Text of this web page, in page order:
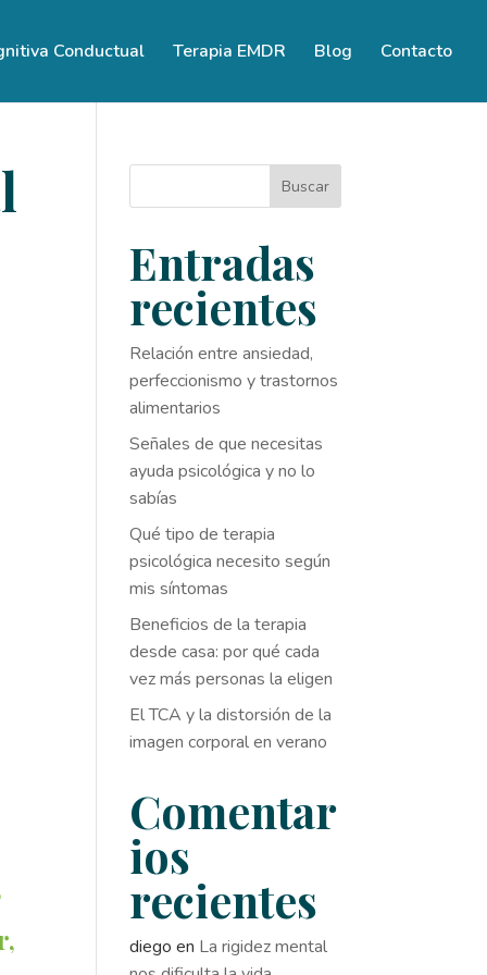
Conductual Terapia EMDR Blog Contacto
Buscar
Entradas
recientes
Relación entre ansiedad,
perfeccionismo y trastornos
alimentarios
Señales de que necesitas
ayuda psicológica y no lo
sabías
Qué tipo de terapia
psicológica necesito según
mis síntomas
Beneficios de la terapia
desde casa: por qué cada
vez más personas la eligen
El TCA y la distorsión de la
imagen corporal en verano
Comentar
ios
recientes
diego en La rigidez mental